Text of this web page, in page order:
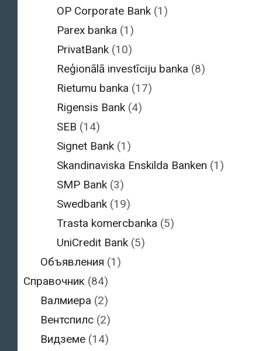
OP Corporate Bank (1)
Parex banka (1)
PrivatBank (10)
Reģionālā investīciju banka (8)
Rietumu banka (17)
Rigensis Bank (4)
SEB (14)
Signet Bank (1)
Skandinaviska Enskilda Banken (1)
SMP Bank (3)
Swedbank (19)
Trasta komercbanka (5)
UniCredit Bank (5)
Объявления (1)
Справочник (84)
Валмиера (2)
Вентспилс(2)
Видземе(14)